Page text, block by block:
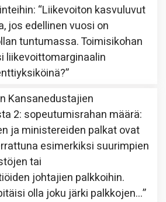
: “Liikevoiton kasvuluvut
jos edellinen vuosi on
tuntumassa. Toimisikohan
liikevoittomarginaalin
”
Kansanedustajien
2: sopeutumisrahan määrä:
ja ministereiden palkat ovat
esimerkiksi suurimpien
tai
johtajien palkkoihin.
olla joku järki palkkojen…”